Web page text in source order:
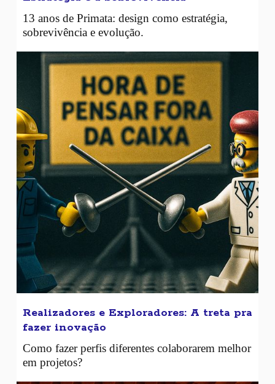
13 anos de Primata: design como estratégia,
sobrevivência e evolução.
Realizadores e Exploradores: A treta pra
fazer inovação
Como fazer perfis diferentes colaborarem melhor
em projetos?